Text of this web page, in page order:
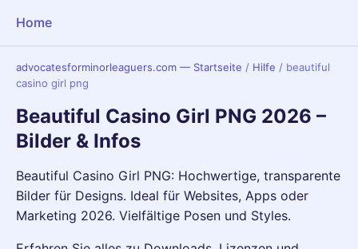
Home
advocatesforminorleaguers.com — Startseite / Hilfe / beautiful
casino girl png
Beautiful Casino Girl PNG 2026 –
Bilder & Infos
Beautiful Casino Girl PNG: Hochwertige, transparente
Bilder für Designs. Ideal für Websites, Apps oder
Marketing 2026. Vielfältige Posen und Styles.